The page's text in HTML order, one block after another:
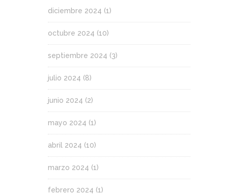
diciembre 2024 (1)
octubre 2024 (10)
septiembre 2024 (3)
julio 2024 (8)
junio 2024 (2)
mayo 2024 (1)
abril 2024 (10)
marzo 2024 (1)
febrero 2024 (1)